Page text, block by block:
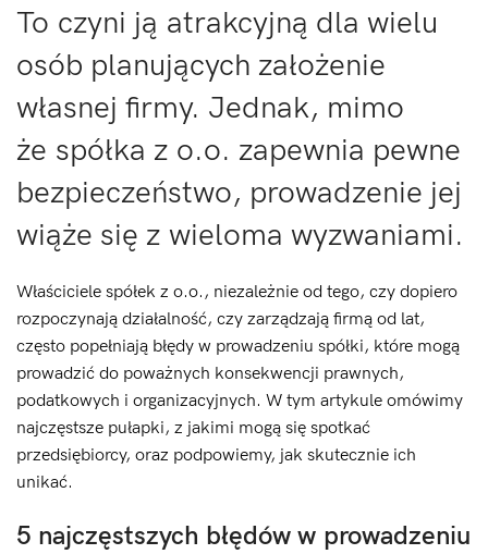
To czyni ją atrakcyjną dla wielu
osób planujących założenie
własnej firmy. Jednak, mimo
że spółka z o.o. zapewnia pewne
bezpieczeństwo, prowadzenie jej
wiąże się z wieloma wyzwaniami.
Właściciele spółek z o.o., niezależnie od tego, czy dopiero
rozpoczynają działalność, czy zarządzają firmą od lat,
często popełniają błędy w prowadzeniu spółki, które mogą
prowadzić do poważnych konsekwencji prawnych,
podatkowych i organizacyjnych. W tym artykule omówimy
najczęstsze pułapki, z jakimi mogą się spotkać
przedsiębiorcy, oraz podpowiemy, jak skutecznie ich
unikać.
5 najczęstszych błędów w prowadzeniu